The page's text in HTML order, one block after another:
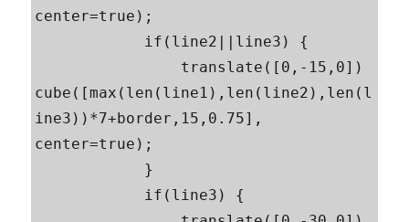
center=true);
cube([max(len(line1),len(line2),len(l
ine3))*7+border,15,0.75],
center=true);